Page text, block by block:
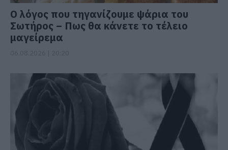
Ο λόγος που τηγανίζουμε ψάρια του
Σωτήρος – Πως θα κάνετε το τέλειο
μαγείρεμα